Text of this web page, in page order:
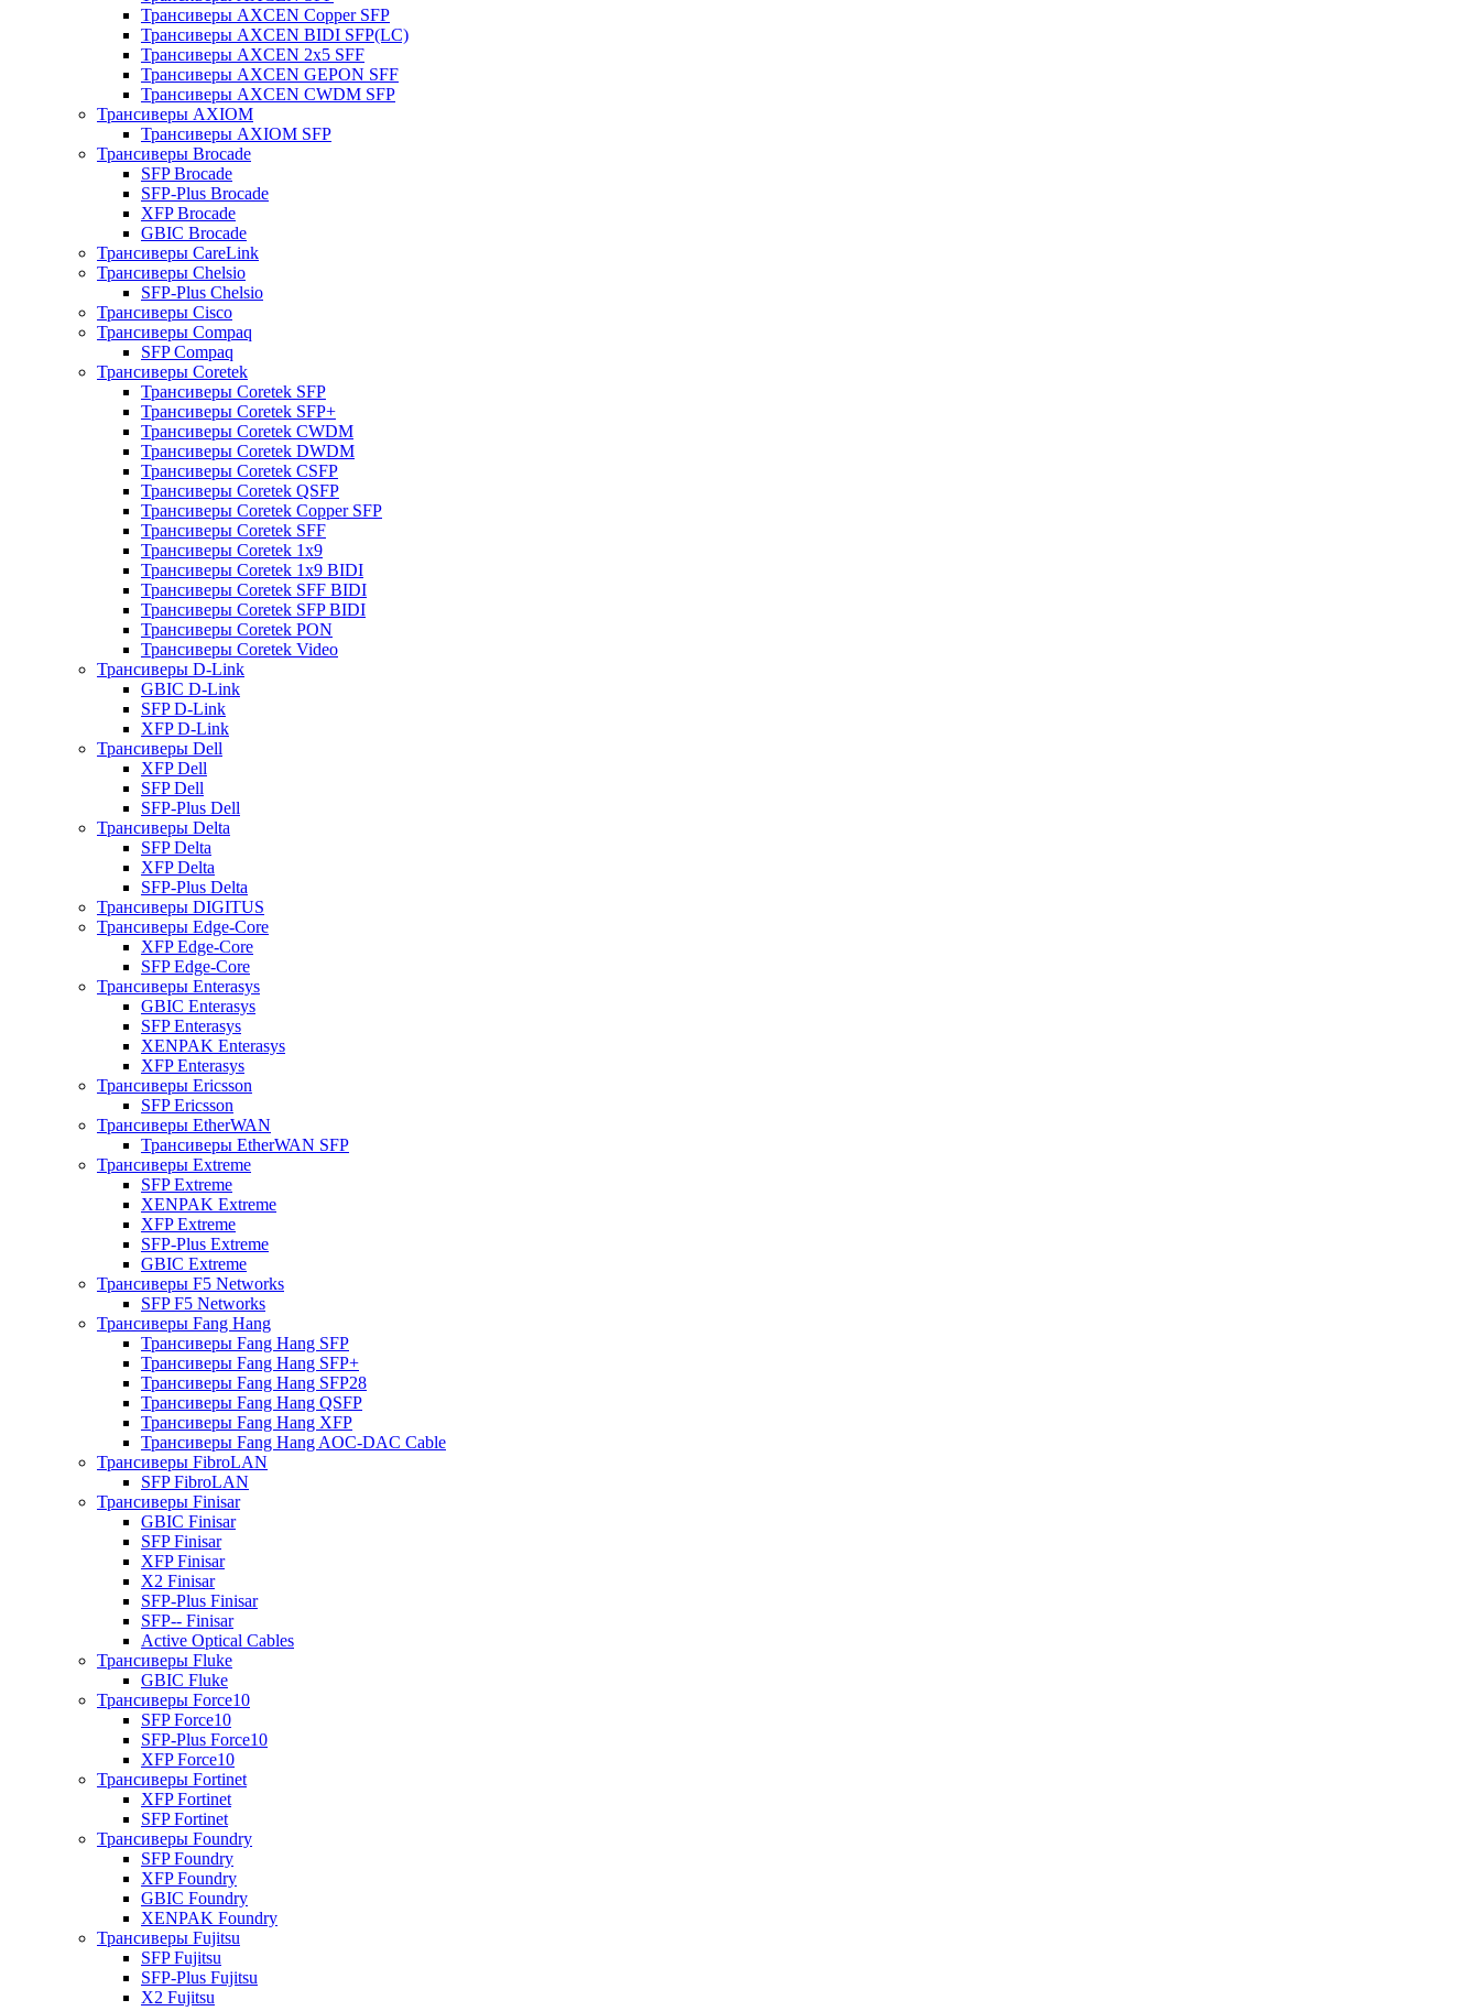
Трансиверы AXCEN Copper SFP
Трансиверы AXCEN BIDI SFP(LC)
Трансиверы AXCEN 2x5 SFF
Трансиверы AXCEN GEPON SFF
Трансиверы AXCEN CWDM SFP
Трансиверы AXIOM
Трансиверы AXIOM SFP
Трансиверы Brocade
SFP Brocade
SFP-Plus Brocade
XFP Brocade
GBIC Brocade
Трансиверы CareLink
Трансиверы Chelsio
SFP-Plus Chelsio
Трансиверы Cisco
Трансиверы Compaq
SFP Compaq
Трансиверы Coretek
Трансиверы Coretek SFP
Трансиверы Coretek SFP+
Трансиверы Coretek CWDM
Трансиверы Coretek DWDM
Трансиверы Coretek CSFP
Трансиверы Coretek QSFP
Трансиверы Coretek Copper SFP
Трансиверы Coretek SFF
Трансиверы Coretek 1x9
Трансиверы Coretek 1x9 BIDI
Трансиверы Coretek SFF BIDI
Трансиверы Coretek SFP BIDI
Трансиверы Coretek PON
Трансиверы Coretek Video
Трансиверы D-Link
GBIC D-Link
SFP D-Link
XFP D-Link
Трансиверы Dell
XFP Dell
SFP Dell
SFP-Plus Dell
Трансиверы Delta
SFP Delta
XFP Delta
SFP-Plus Delta
Трансиверы DIGITUS
Трансиверы Edge-Core
XFP Edge-Core
SFP Edge-Core
Трансиверы Enterasys
GBIC Enterasys
SFP Enterasys
XENPAK Enterasys
XFP Enterasys
Трансиверы Ericsson
SFP Ericsson
Трансиверы EtherWAN
Трансиверы EtherWAN SFP
Трансиверы Extreme
SFP Extreme
XENPAK Extreme
XFP Extreme
SFP-Plus Extreme
GBIC Extreme
Трансиверы F5 Networks
SFP F5 Networks
Трансиверы Fang Hang
Трансиверы Fang Hang SFP
Трансиверы Fang Hang SFP+
Трансиверы Fang Hang SFP28
Трансиверы Fang Hang QSFP
Трансиверы Fang Hang XFP
Трансиверы Fang Hang AOC-DAC Cable
Трансиверы FibroLAN
SFP FibroLAN
Трансиверы Finisar
GBIC Finisar
SFP Finisar
XFP Finisar
X2 Finisar
SFP-Plus Finisar
SFP-- Finisar
Active Optical Cables
Трансиверы Fluke
GBIC Fluke
Трансиверы Force10
SFP Force10
SFP-Plus Force10
XFP Force10
Трансиверы Fortinet
XFP Fortinet
SFP Fortinet
Трансиверы Foundry
SFP Foundry
XFP Foundry
GBIC Foundry
XENPAK Foundry
Трансиверы Fujitsu
SFP Fujitsu
SFP-Plus Fujitsu
X2 Fujitsu